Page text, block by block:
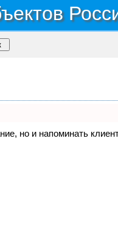
но и напоминать